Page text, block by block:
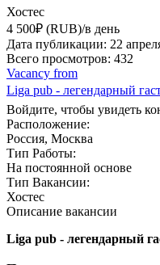
Хостес
4 500₽ (RUB)/в день
Дата публикации: 22
Всего просмотров: 432
Vacancy from
Liga pub - легендарный
Войдите, чтобы увидеть
Расположение:
Россия, Москва
Тип Работы:
На постоянной основе
Тип Вакансии:
Хостес
Описание вакансии
Liga pub - легендарный